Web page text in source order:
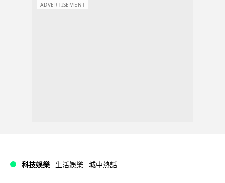
ADVERTISEMENT
科技娛樂 生活娛樂 城中熱話